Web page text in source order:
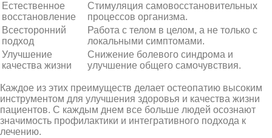
Естественное
восстановление
Стимуляция самовосстановительных
процессов организма.
Всесторонний
подход
Работа с телом в целом, а не только с
локальными симптомами.
Улучшение
качества жизни
Снижение болевого синдрома и
улучшение общего самочувствия.
Каждое из этих преимуществ делает остеопатию высоким
инструментом для улучшения здоровья и качества жизни
пациентов. С каждым днем все больше людей осознают
значимость профилактики и интегративного подхода к
лечению.